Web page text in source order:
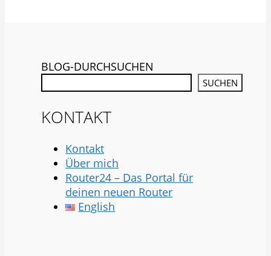
BLOG-DURCHSUCHEN
SUCHEN
KONTAKT
Kontakt
Über mich
Router24 – Das Portal für
deinen neuen Router
English